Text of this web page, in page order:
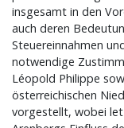
insgesamt in den
auch deren
Steuereinnahmen
notwendige
Léopold Philippe
österreichischen
vorgestellt, wobei